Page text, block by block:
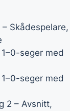
Skådespelare,
seger med
seger med
2 – Avsnitt,